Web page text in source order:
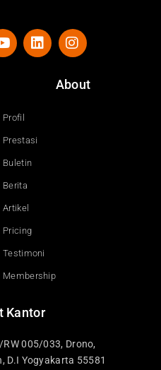
Y
o
e
L
i
n
I
n
t
a
About
Profil
Prestasi
Buletin
Berita
Artikel
Pricing
Testimoni
Membership
Kantor
005/033, Drono,
D.I Yogyakarta 55581